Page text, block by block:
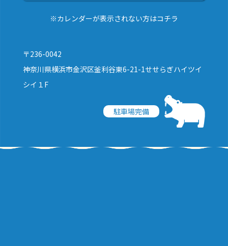
※カレンダーが表示されない方はコチラ
〒236-0042
神奈川県横浜市金沢区釜利谷東6-21-1せせらぎハイツイ
シイ１F
駐車場完備